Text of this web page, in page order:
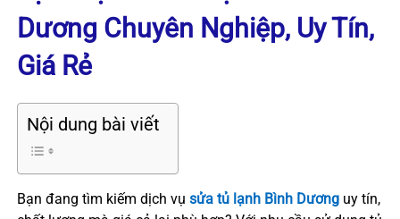
Dương Chuyên Nghiệp, Uy Tín,
Giá Rẻ
Nội dung bài viết
Bạn đang tìm kiếm dịch vụ sửa tủ lạnh Bình Dương uy tín,